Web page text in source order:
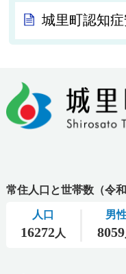
城里町認知